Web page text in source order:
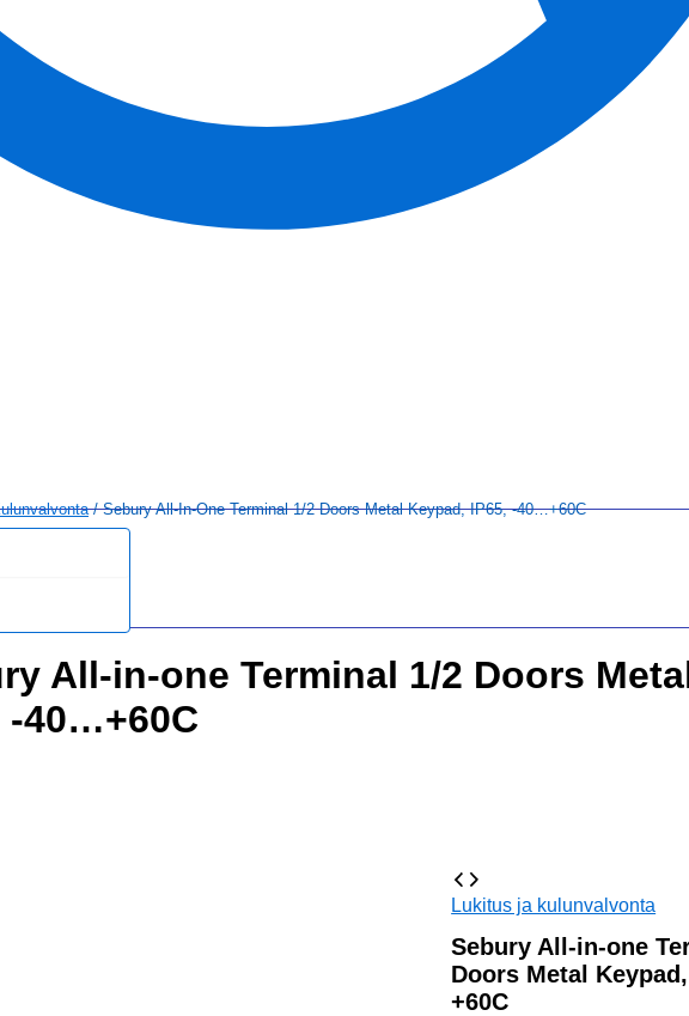
/ Sebury All-In-One Terminal 1/2 Doors Metal Keypad, IP65, -40…+60C
All-in-one Terminal 1/2 Doors
-40…+60C
Lukitus ja kulunvalvonta
Sebury All-in-one
Doors Metal
+60C